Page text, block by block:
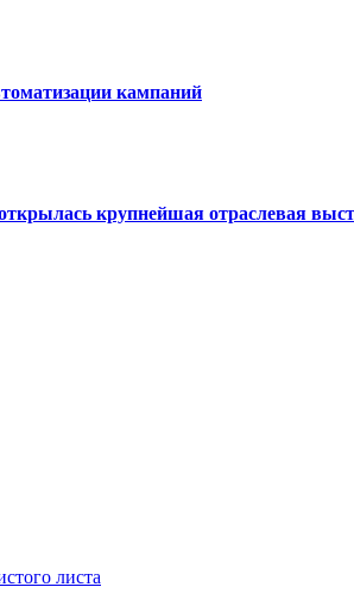
кампаний
крупнейшая отраслевая
листа